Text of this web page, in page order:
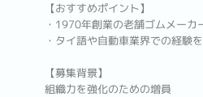
【おすすめポイント】
・1970年創業の老舗ゴムメーカ
・タイ語や自動車業界での経験
【募集背景】
組織力を強化のための増員